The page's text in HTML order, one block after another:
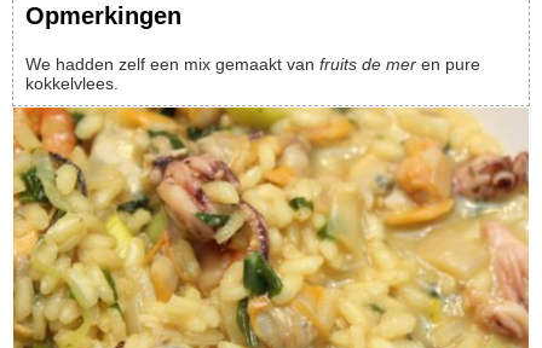
Opmerkingen
We hadden zelf een mix gemaakt van fruits de mer en pure
kokkelvlees.